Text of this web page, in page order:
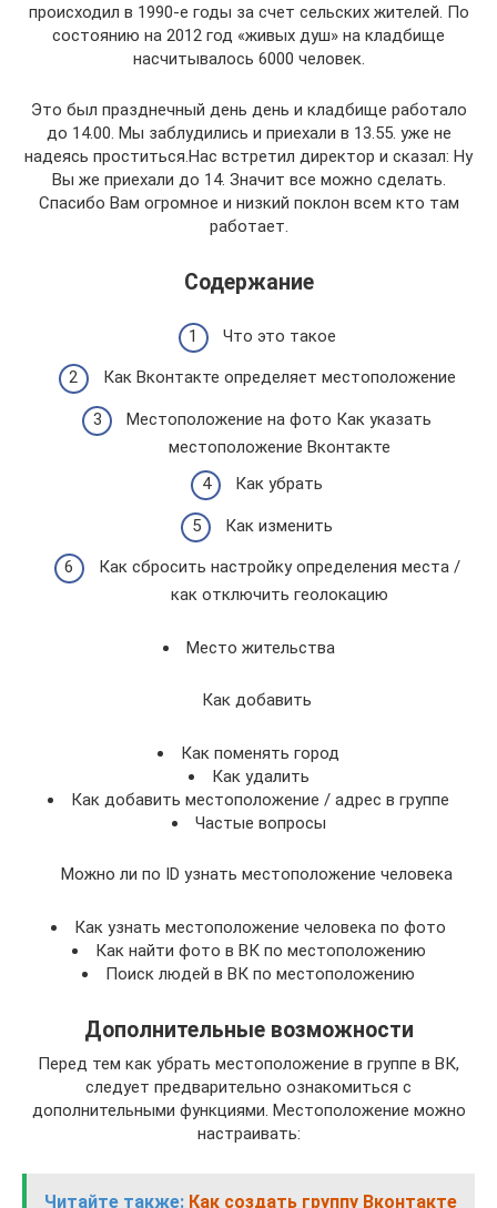
происходил в 1990-е годы за счет сельских жителей. По
состоянию на 2012 год «живых душ» на кладбище
насчитывалось 6000 человек.
Это был празднечный день день и кладбище работало
до 14.00. Мы заблудились и приехали в 13.55. уже не
надеясь проститься.Нас встретил директор и сказал: Ну
Вы же приехали до 14. Значит все можно сделать.
Спасибо Вам огромное и низкий поклон всем кто там
работает.
Содержание
Что это такое
Как Вконтакте определяет местоположение
Местоположение на фото Как указать
местоположение Вконтакте
Как убрать
Как изменить
Как сбросить настройку определения места /
как отключить геолокацию
Место жительства
Как добавить
Как поменять город
Как удалить
Как добавить местоположение / адрес в группе
Частые вопросы
Можно ли по ID узнать местоположение человека
Как узнать местоположение человека по фото
Как найти фото в ВК по местоположению
Поиск людей в ВК по местоположению
Дополнительные возможности
Перед тем как убрать местоположение в группе в ВК,
следует предварительно ознакомиться с
дополнительными функциями. Местоположение можно
настраивать:
Читайте также: Как создать группу Вконтакте